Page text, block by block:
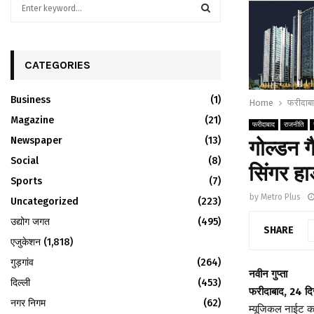
Home
फरीदाबाद राजनीति
गोल्डन
सिंगर
by Metro Plus
SHARE
नवीन गुप्ता
फरीदाबाद, 24
म्यूजिकल नाईट
o
r
:
R
C
CATEGORIES
Business
(1)
Magazine
(21)
Newspaper
(13)
Social
(8)
Sports
(7)
Uncategorized
(223)
उद्योग जगत
(495)
एजुकेशन (1,818)
गुड़गांव
(264)
दिल्ली
(453)
नगर निगम
(62)